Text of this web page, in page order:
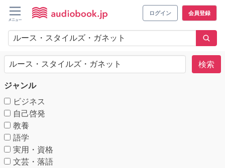
ログイン 会員登録
検索
ジャンル
ビジネス
自己啓発
教養
語学
実用・資格
文芸・落語